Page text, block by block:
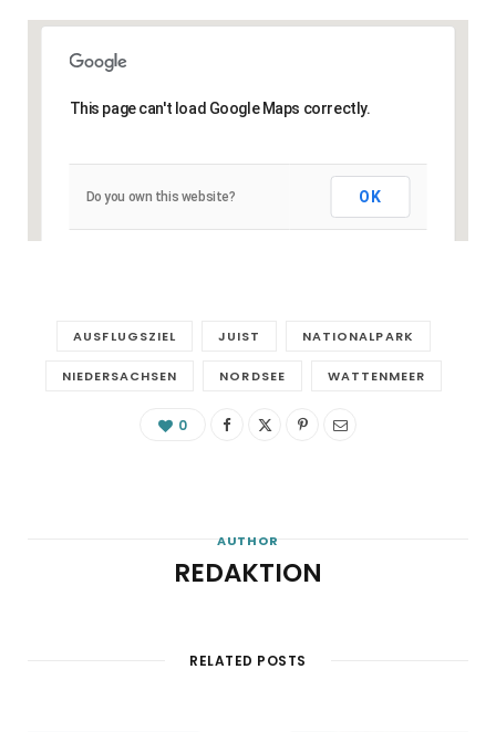
This page can't load Google Maps correctly.
Do you own this website? OK
AUSFLUGSZIEL JUIST NATIONALPARK
NIEDERSACHSEN NORDSEE WATTENMEER
0
AUTHOR
REDAKTION
RELATED POSTS